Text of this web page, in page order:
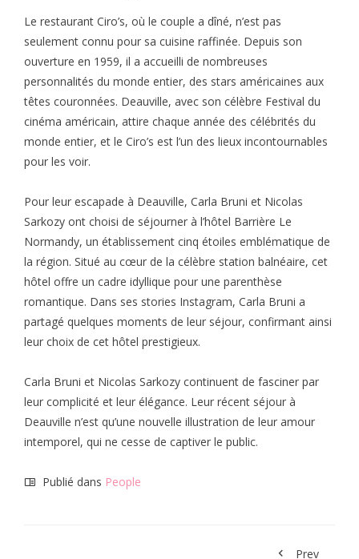
Le restaurant Ciro’s, où le couple a dîné, n’est pas
seulement connu pour sa cuisine raffinée. Depuis son
ouverture en 1959, il a accueilli de nombreuses
personnalités du monde entier, des stars américaines aux
têtes couronnées. Deauville, avec son célèbre Festival du
cinéma américain, attire chaque année des célébrités du
monde entier, et le Ciro’s est l’un des lieux incontournables
pour les voir.
Pour leur escapade à Deauville, Carla Bruni et Nicolas
Sarkozy ont choisi de séjourner à l’hôtel Barrière Le
Normandy, un établissement cinq étoiles emblématique de
la région. Situé au cœur de la célèbre station balnéaire, cet
hôtel offre un cadre idyllique pour une parenthèse
romantique. Dans ses stories Instagram, Carla Bruni a
partagé quelques moments de leur séjour, confirmant ainsi
leur choix de cet hôtel prestigieux.
Carla Bruni et Nicolas Sarkozy continuent de fasciner par
leur complicité et leur élégance. Leur récent séjour à
Deauville n’est qu’une nouvelle illustration de leur amour
intemporel, qui ne cesse de captiver le public.
Publié dans People
Prev